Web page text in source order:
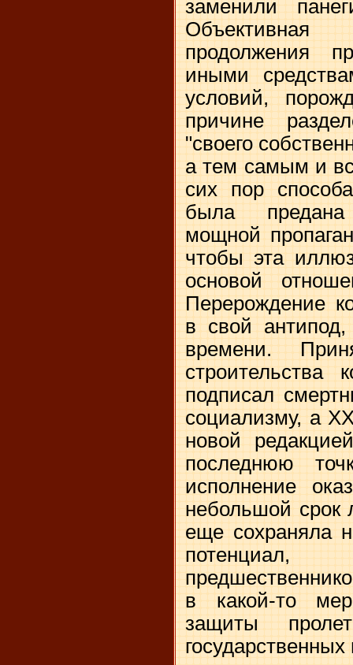
заменили
продолжения
иными
условий,
причине
"своего
а тем самым и
сих пор
была
мощной
чтобы эта
основой
Перерождение
в свой
времени.
строительства
подписал
социализму, а
новой
последнюю
исполнение
небольшой срок
еще сохраняла
в какой-то
защиты
государственных